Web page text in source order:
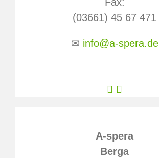
(03661) 45 67 471
✉ info@a-spera.de
Facebook
A-spera
Berga